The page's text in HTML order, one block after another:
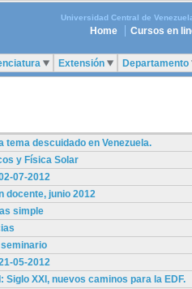
Universidad Central de
Home Cursos en
Extensión Departamento
tema descuidado en Venezuela.
y Física Solar
07-2012
docente, junio 2012
simple
05-2012
Siglo XXI, nuevos caminos para la EDF.